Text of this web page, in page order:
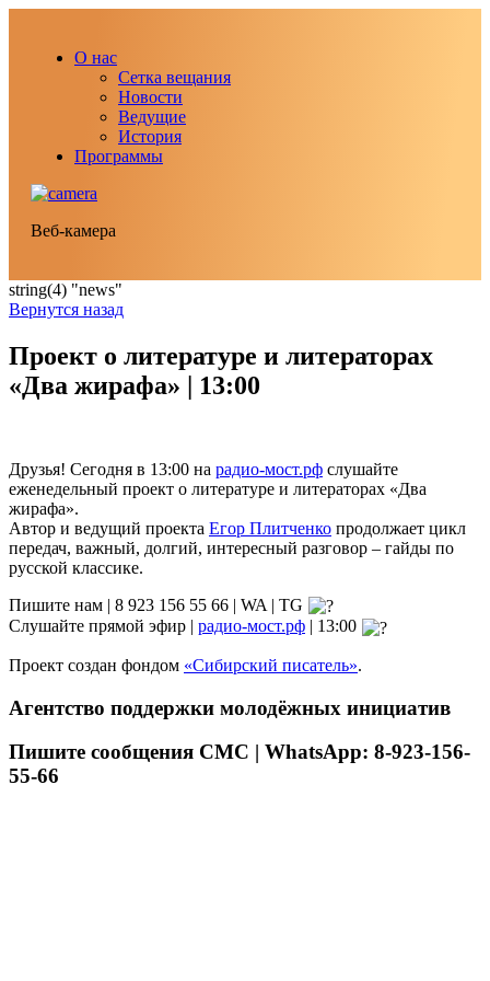
О нас
Сетка вещания
Новости
Ведущие
История
Программы
Веб-камера
string(4) "news"
Вернутся назад
Проект о литературе и литераторах
«Два жирафа» | 13:00
Друзья! Сегодня в 13:00 на радио-мост.рф слушайте
еженедельный проект о литературе и литераторах «Два
жирафа».
Автор и ведущий проекта Егор Плитченко продолжает цикл
передач, важный, долгий, интересный разговор – гайды по
русской классике.
Пишите нам | 8 923 156 55 66 | WA | TG
Слушайте прямой эфир | радио-мост.рф | 13:00
Проект создан фондом «Сибирский писатель».
Агентство поддержки молодёжных инициатив
Пишите сообщения СМС | WhatsApp: 8-923-156-
55-66